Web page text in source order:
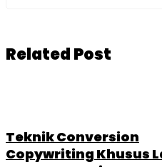
Related Post
Teknik Conversion
Copywriting Khusus